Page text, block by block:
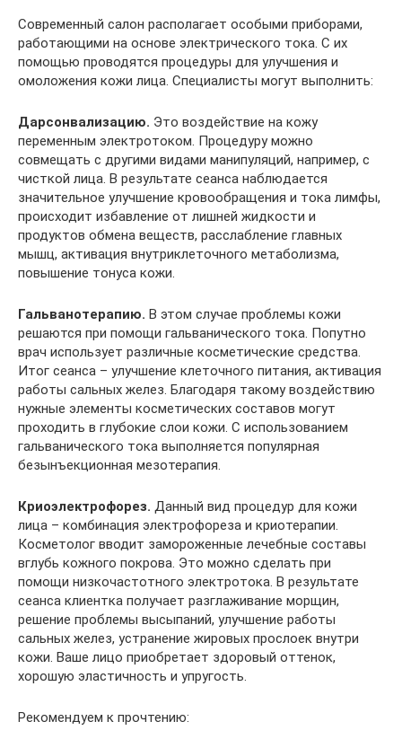
Современный салон располагает особыми приборами,
работающими на основе электрического тока. С их
помощью проводятся процедуры для улучшения и
омоложения кожи лица. Специалисты могут выполнить:
Дарсонвализацию. Это воздействие на кожу
переменным электротоком. Процедуру можно
совмещать с другими видами манипуляций, например, с
чисткой лица. В результате сеанса наблюдается
значительное улучшение кровообращения и тока лимфы,
происходит избавление от лишней жидкости и
продуктов обмена веществ, расслабление главных
мышц, активация внутриклеточного метаболизма,
повышение тонуса кожи.
Гальванотерапию. В этом случае проблемы кожи
решаются при помощи гальванического тока. Попутно
врач использует различные косметические средства.
Итог сеанса – улучшение клеточного питания, активация
работы сальных желез. Благодаря такому воздействию
нужные элементы косметических составов могут
проходить в глубокие слои кожи. С использованием
гальванического тока выполняется популярная
безынъекционная мезотерапия.
Криоэлектрофорез. Данный вид процедур для кожи
лица – комбинация электрофореза и криотерапии.
Косметолог вводит замороженные лечебные составы
вглубь кожного покрова. Это можно сделать при
помощи низкочастотного электротока. В результате
сеанса клиентка получает разглаживание морщин,
решение проблемы высыпаний, улучшение работы
сальных желез, устранение жировых прослоек внутри
кожи. Ваше лицо приобретает здоровый оттенок,
хорошую эластичность и упругость.
Рекомендуем к прочтению: